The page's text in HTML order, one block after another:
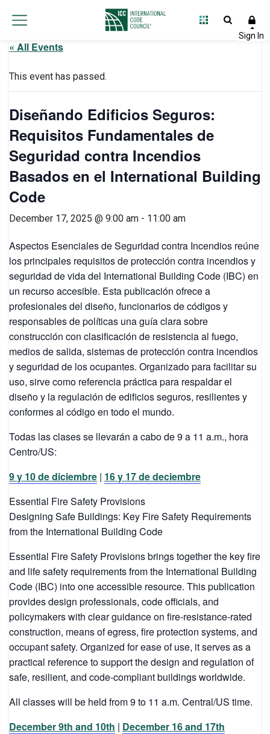
« All Events
This event has passed.
Diseñando Edificios Seguros:
Requisitos Fundamentales de
Seguridad contra Incendios
Basados en el International Building
Code
December 17, 2025 @ 9:00 am - 11:00 am
Aspectos Esenciales de Seguridad contra Incendios reúne
los principales requisitos de protección contra incendios y
seguridad de vida del International Building Code (IBC) en
un recurso accesible. Esta publicación ofrece a
profesionales del diseño, funcionarios de códigos y
responsables de políticas una guía clara sobre
construcción con clasificación de resistencia al fuego,
medios de salida, sistemas de protección contra incendios
y seguridad de los ocupantes. Organizado para facilitar su
uso, sirve como referencia práctica para respaldar el
diseño y la regulación de edificios seguros, resilientes y
conformes al código en todo el mundo.
Todas las clases se llevarán a cabo de 9 a 11 a.m., hora
Centro/US:
9 y 10 de diciembre | 16 y 17 de deciembre
Essential Fire Safety Provisions
Designing Safe Buildings: Key Fire Safety Requirements
from the International Building Code
Essential Fire Safety Provisionsbrings together the key fire
and life safety requirements from the International Building
Code (IBC) into one accessible resource. This publication
provides design professionals, code officials, and
policymakers with clear guidance on fire-resistance-rated
construction, means of egress, fire protection systems, and
occupant safety. Organized forease of use, it serves as a
practical reference to support the design and regulation of
safe, resilient, and code-compliant buildings worldwide.
All classes will be held from 9 to 11 a.m. Central/US time.
December 9th and 10th | December 16 and 17th